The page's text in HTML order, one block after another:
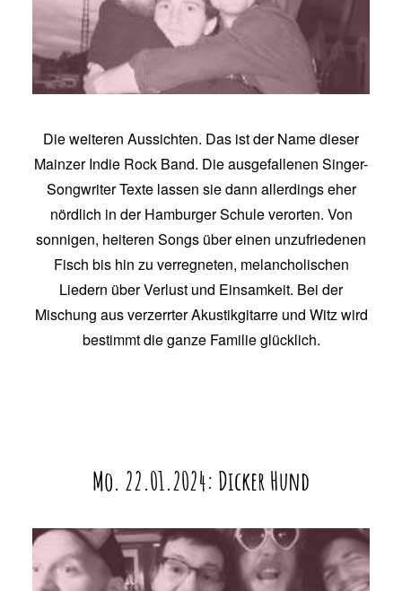
Die weiteren Aussichten. Das ist der Name dieser
Mainzer Indie Rock Band. Die ausgefallenen Singer-
Songwriter Texte lassen sie dann allerdings eher
nördlich in der Hamburger Schule verorten. Von
sonnigen, heiteren Songs über einen unzufriedenen
Fisch bis hin zu verregneten, melancholischen
Liedern über Verlust und Einsamkeit. Bei der
Mischung aus verzerrter Akustikgitarre und Witz wird
bestimmt die ganze Familie glücklich.
Mo. 22.01.2024: Dicker Hund